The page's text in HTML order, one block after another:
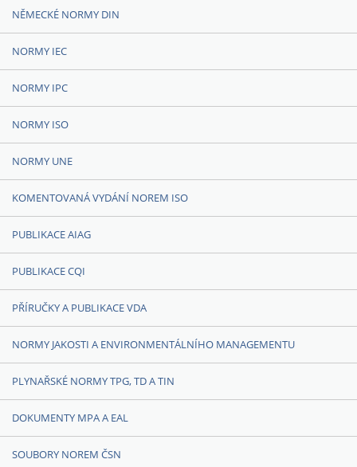
NĚMECKÉ NORMY DIN
NORMY IEC
NORMY IPC
NORMY ISO
NORMY UNE
KOMENTOVANÁ VYDÁNÍ NOREM ISO
PUBLIKACE AIAG
PUBLIKACE CQI
PŘÍRUČKY A PUBLIKACE VDA
NORMY JAKOSTI A ENVIRONMENTÁLNÍHO MANAGEMENTU
PLYNAŘSKÉ NORMY TPG, TD A TIN
DOKUMENTY MPA A EAL
SOUBORY NOREM ČSN